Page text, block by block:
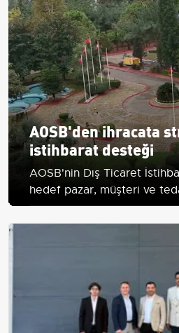
AOSB'den ihracata
istihbarat desteği
AOSB'nin Dış Ticaret
hedef pazar, müşteri ve
ihracatta planlı ve